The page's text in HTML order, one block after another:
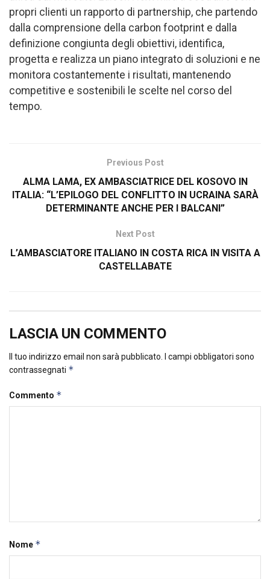
propri clienti un rapporto di partnership, che partendo
dalla comprensione della carbon footprint e dalla
definizione congiunta degli obiettivi, identifica,
progetta e realizza un piano integrato di soluzioni e ne
monitora costantemente i risultati, mantenendo
competitive e sostenibili le scelte nel corso del
tempo.
Previous Post
ALMA LAMA, EX AMBASCIATRICE DEL KOSOVO IN
ITALIA: “L’EPILOGO DEL CONFLITTO IN UCRAINA SARÀ
DETERMINANTE ANCHE PER I BALCANI”
Next Post
L’AMBASCIATORE ITALIANO IN COSTA RICA IN VISITA A
CASTELLABATE
LASCIA UN COMMENTO
Il tuo indirizzo email non sarà pubblicato.
I campi obbligatori sono
contrassegnati *
Commento *
Nome *